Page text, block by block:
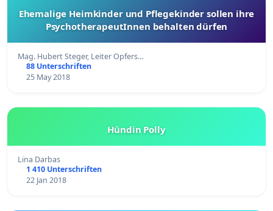
Ehemalige Heimkinder und Pflegekinder sollen ihre
PsychotherapeutInnen behalten dürfen
Mag. Hubert Steger, Leiter Opfers…
88 Unterschriften
25 May 2018
Hündin Polly
Lina Darbas
1 410 Unterschriften
22 Jan 2018